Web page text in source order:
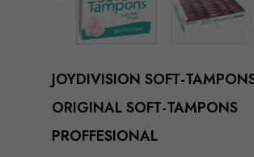
JOYDIVISION SOFT-
ORIGINAL SOFT-TAMPONS
PROFFESIONAL